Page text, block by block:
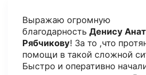
Выражаю огромную
благодарность Денису
Рябчикову! За то ,что
помощи в такой сложной
Быстро и оперативно